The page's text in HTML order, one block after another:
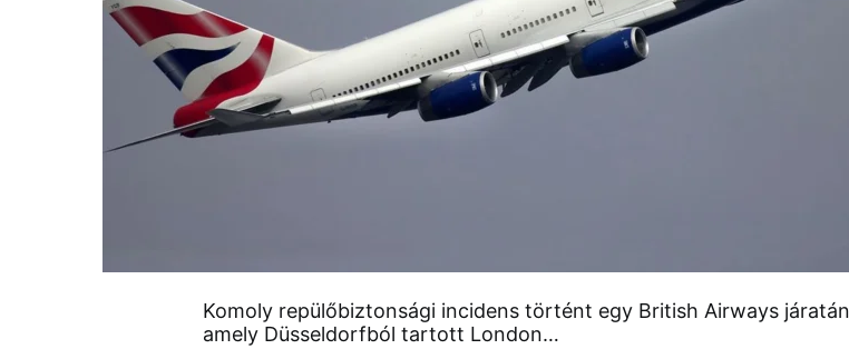
Komoly repülőbiztonsági incidens történt egy British Airways
amely Düsseldorfból tartott London…